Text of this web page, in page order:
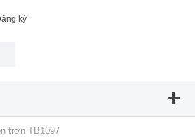
ký
trơn TB1097